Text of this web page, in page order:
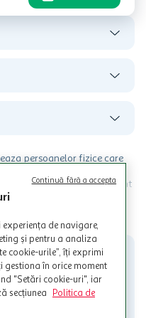
persoanelor fizice care
MyCLUB Auchan sunt
Beneficiile se acorda in
cu magazinele Auchan
indicate de Auchan si
sau pentru alte
si Conditii. Auchan
Cardului in perioada in
in care sunt efectuate
de utilizarea al Cardului.
de navigare,
și pentru a analiza
cookie-urile”, îți exprimi
gestiona în orice moment
"Setări cookie-uri", iar
secțiunea
Politica de
Continuă fără a accepta